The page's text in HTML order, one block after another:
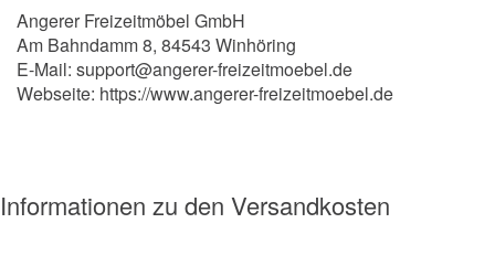
Angerer Freizeitmöbel GmbH
Am Bahndamm 8, 84543 Winhöring
E-Mail: support@angerer-freizeitmoebel.de
Webseite: https://www.angerer-freizeitmoebel.de
Informationen zu den Versandkosten